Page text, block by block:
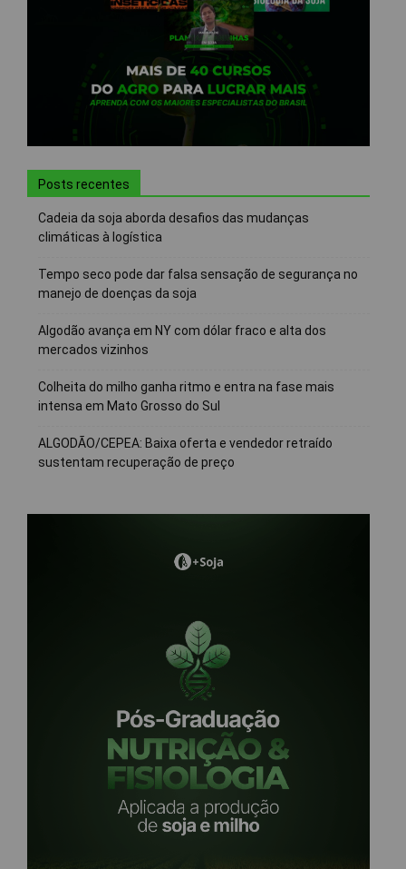
Posts recentes
Cadeia da soja aborda desafios das mudanças
climáticas à logística
Tempo seco pode dar falsa sensação de segurança no
manejo de doenças da soja
Algodão avança em NY com dólar fraco e alta dos
mercados vizinhos
Colheita do milho ganha ritmo e entra na fase mais
intensa em Mato Grosso do Sul
ALGODÃO/CEPEA: Baixa oferta e vendedor retraído
sustentam recuperação de preço